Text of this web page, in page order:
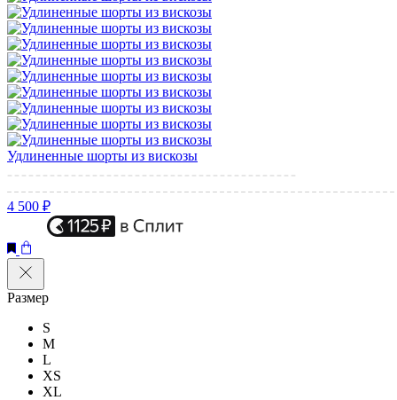
Удлиненные шорты из вискозы
4 500 ₽
Размер
S
M
L
XS
XL